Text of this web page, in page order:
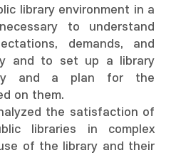
library environment in a
to understand
demands, and
and to set up a library
and a plan for the
on them.
the satisfaction of
libraries in complex
of the library and their